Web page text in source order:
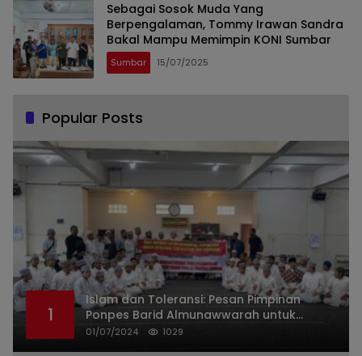
Sebagai Sosok Muda Yang
Berpengalaman, Tommy Irawan Sandra
Bakal Mampu Memimpin KONI Sumbar
Sumbar 15/07/2025
Popular Posts
1
Islam dan Toleransi: Pesan Pimpinan
Ponpes Barid Almunawwarah untuk
Indonesia
01/07/2024 1029